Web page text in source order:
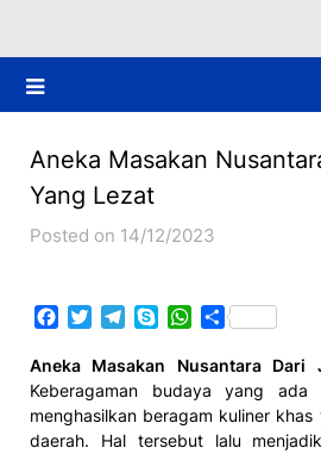
Aneka Masakan
Yang Lezat
Posted on 14/12/2023
Facebook
TwitterTelegram
SkypeWhatsApp
Share
Aneka Masakan Nusantara Dari
Keberagaman budaya yang ada
menghasilkan beragam kuliner
daerah. Hal tersebut lalu